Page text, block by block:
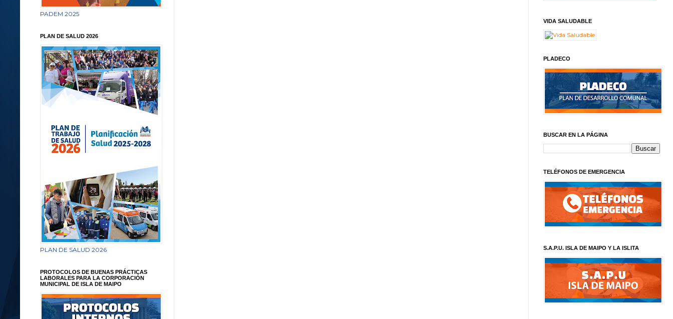
PADEM 2025
PLAN DE SALUD 2026
PLAN DE SALUD 2026
PROTOCOLOS DE BUENAS PRÁCTICAS
LABORALES PARA LA CORPORACIÓN
MUNICIPAL DE ISLA DE MAIPO
VIDA SALUDABLE
PLADECO
BUSCAR EN LA PÁGINA
TELÉFONOS DE EMERGENCIA
S.A.P.U. ISLA DE MAIPO Y LA ISLITA